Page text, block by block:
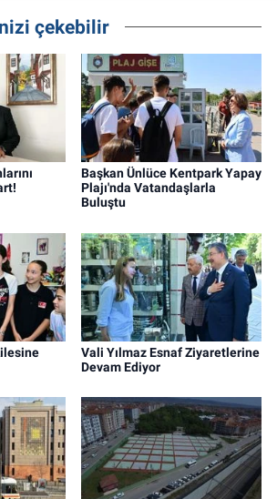
çekebilir
Başkan Ünlüce Kentpark Yapay
Plajı'nda Vatandaşlarla
Buluştu
Vali Yılmaz Esnaf Ziyaretlerine
Devam Ediyor